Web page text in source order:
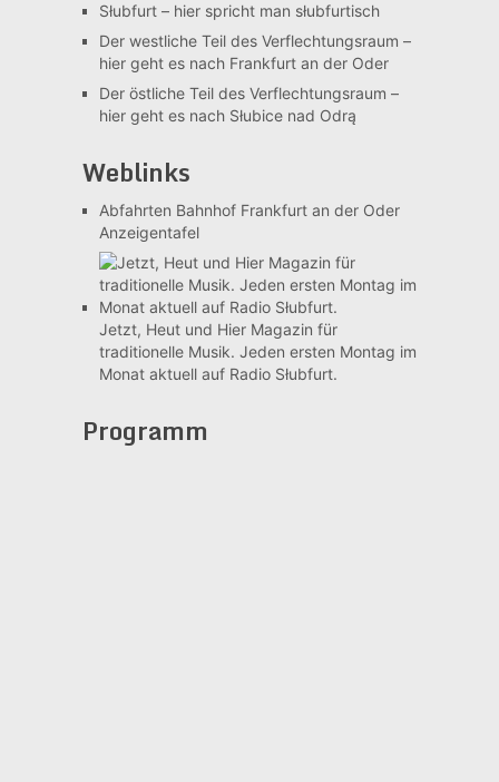
Słubfurt –hier spricht man słubfurtisch
Der westliche Teil des Verflechtungsraum –
hier geht es nach Frankfurt an der Oder
Der östliche Teil des Verflechtungsraum –
hier geht es nach Słubice nad Odrą
Weblinks
Abfahrten Bahnhof Frankfurt an der Oder
Anzeigentafel
Jetzt, Heut und HierMagazin für
traditionelle Musik. Jeden ersten Montag im
Monat aktuell auf Radio Słubfurt.
Programm